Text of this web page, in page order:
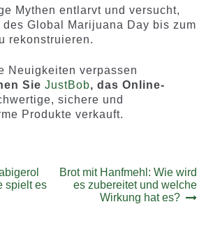
Mythen entlarvt und versucht,
Global Marijuana Day bis zum
rekonstruieren.
Neuigkeiten verpassen
Sie JustBob, das Online-
sichere und
Produkte verkauft.
spielt es
Nächster
Beitrag:
Brot mit Hanfmehl: Wie wird
es zubereitet und welche
Wirkung hat es?